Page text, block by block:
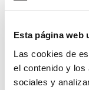
Esta página web
Las cookies de
el contenido y los
sociales y